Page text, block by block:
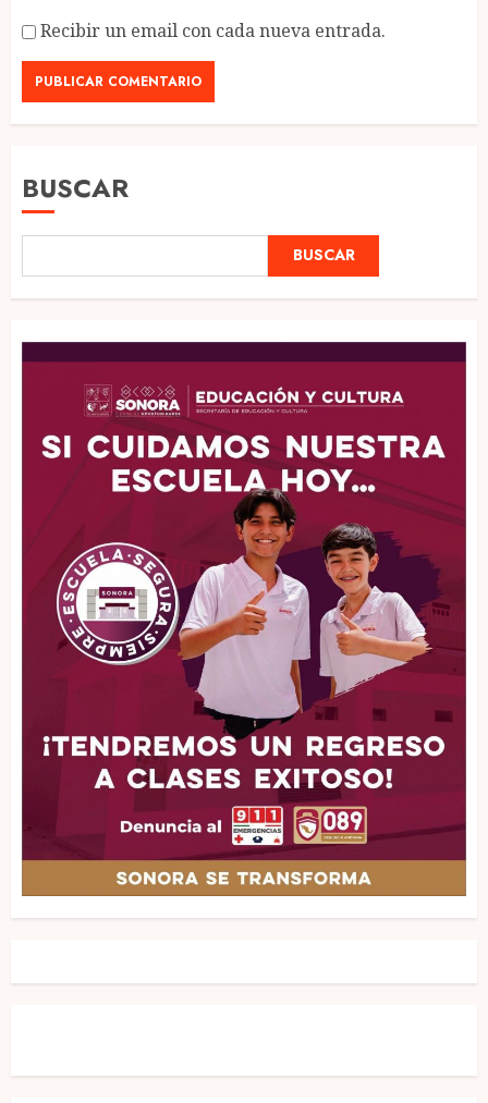
Recibir un email con cada nueva entrada.
BUSCAR
BUSCAR